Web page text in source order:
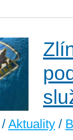
/ Aktuality /